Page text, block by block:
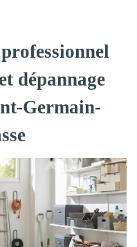
dépannage
Germain-